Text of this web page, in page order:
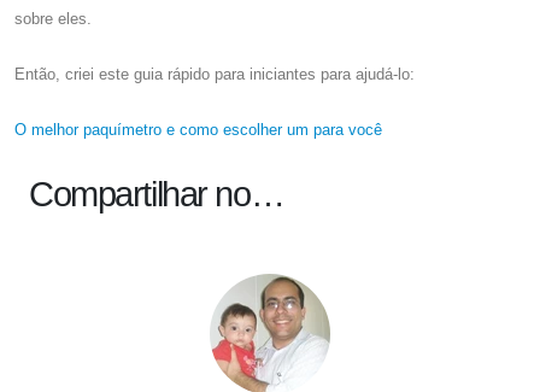
sobre eles.
Então, criei este guia rápido para iniciantes para ajudá-lo:
O melhor paquímetro e como escolher um para você
Compartilhar no…